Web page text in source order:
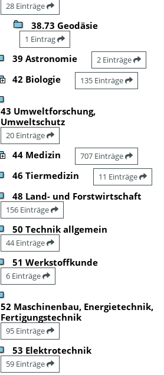
28 Einträge
38.73 Geodäsie
1 Eintrag
39 Astronomie 2 Einträge
42 Biologie 135 Einträge
43 Umweltforschung,
Umweltschutz
20 Einträge
44 Medizin 707 Einträge
46 Tiermedizin 11 Einträge
48 Land- und Forstwirtschaft
156 Einträge
50 Technik allgemein
44 Einträge
51 Werkstoffkunde
6 Einträge
52 Maschinenbau, Energietechnik,
Fertigungstechnik
95 Einträge
53 Elektrotechnik
59 Einträge